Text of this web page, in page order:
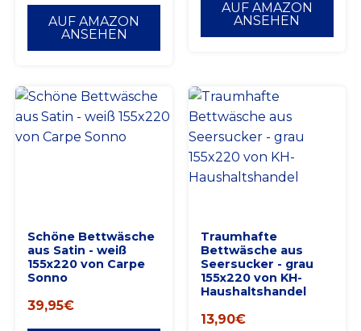
AUF AMAZON
ANSEHEN
AUF AMAZON
ANSEHEN
Schöne Bettwäsche
aus Satin - weiß
155x220 von Carpe
Sonno
39,95€
Traumhafte
Bettwäsche aus
Seersucker - grau
155x220 von KH-
Haushaltshandel
13,90€